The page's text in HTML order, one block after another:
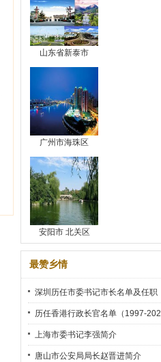
山东省新泰市
广州市海珠区
安阳市 北关区
最赞乡情
深圳历任市委书记市长名单及任职
时间
历任香港行政长官名单（1997-202
2）
上海市委书记李强简介
唐山市公安局局长赵晋进简介